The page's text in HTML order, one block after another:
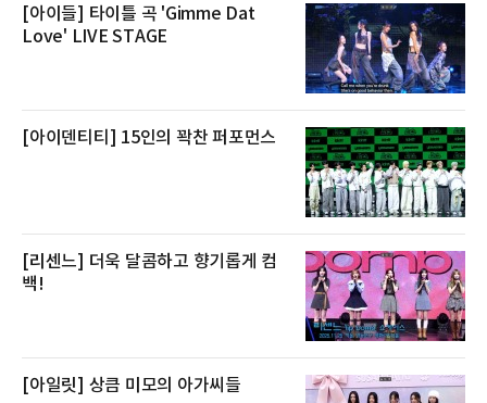
제큐티브 두 가지 타입으로 구성된다. 디럭스 패
키지는 객실 1박(룸 온리)으로 심플한 호캉스를
즐길 수 있으며, 이그제큐티브 패키지는 객실 1
[아이들] 타이틀 곡 'Gimme Dat
Love' LIVE STAGE
[아이덴티티] 15인의 꽉찬 퍼포먼스
[리센느] 더욱 달콤하고 향기롭게 컴
백!
[아일릿] 상큼 미모의 아가씨들